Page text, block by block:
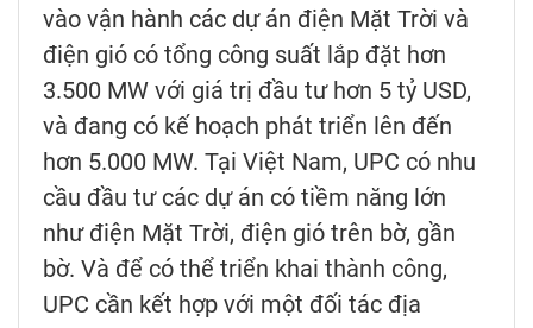
vào vận hành các dự án điện Mặt Trời và
điện gió có tổng công suất lắp đặt hơn
3.500 MW với giá trị đầu tư hơn 5 tỷ USD,
và đang có kế hoạch phát triển lên đến
hơn 5.000 MW. Tại Việt Nam, UPC có nhu
cầu đầu tư các dự án có tiềm năng lớn
như điện Mặt Trời, điện gió trên bờ, gần
bờ. Và để có thể triển khai thành công,
UPC cần kết hợp với một đối tác địa